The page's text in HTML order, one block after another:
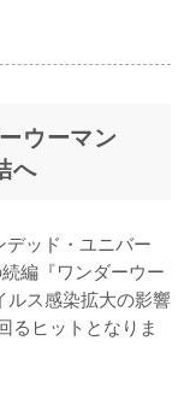
ウーマン
へ
ッド・ユニバー
編『ワンダーウー
ス感染拡大の影響
るヒットとなりま